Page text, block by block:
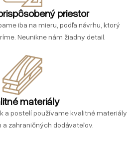
priestor
iba na mieru, podľa návrhu, ktorý
Neunikne nám žiadny detail.
materiály
a postelí používame kvalitné materiály
zahraničných dodávateľov.